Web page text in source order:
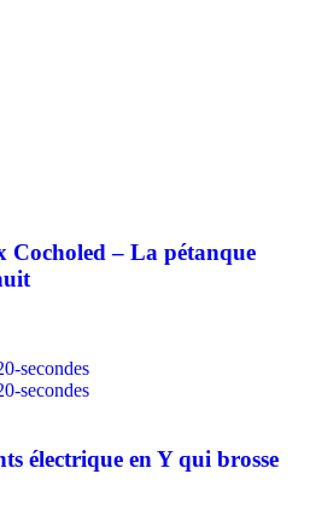
Cocholed – La pétanque
électrique en Y qui brosse